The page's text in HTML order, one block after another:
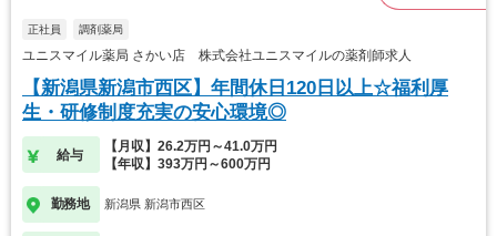
正社員 調剤薬局
ユニスマイル薬局 さかい店 株式会社ユニスマイルの薬剤師求人
【新潟県新潟市西区】年間休日120日以上☆福利厚
生・研修制度充実の安心環境◎
給与
【月収】26.2万円～41.0万円
【年収】393万円～600万円
勤務地 新潟県 新潟市西区